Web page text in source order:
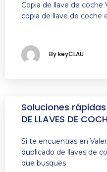
Copia de llave de coche
copia de llave de coche
By keyCLAU
Soluciones rápidas
DE LLAVES DE
Si te encuentras en
duplicado de llaves de
que busques